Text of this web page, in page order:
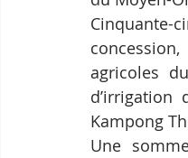
agricoles
d’irrigation
Kampong
Une